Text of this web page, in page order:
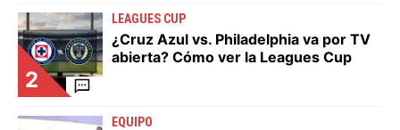
2
LEAGUES CUP
¿Cruz Azul vs. Philadelphia va por TV
abierta? Cómo ver la Leagues Cup
EQUIPO